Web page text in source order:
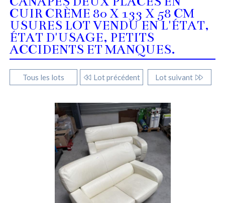
CUIR CRÈME 80 X 133 X 58 CM
USURES LOT VENDU EN L'ÉTAT,
ÉTAT D'USAGE, PETITS
ACCIDENTS ET MANQUES.
Tous les lots Lot précédent Lot suivant